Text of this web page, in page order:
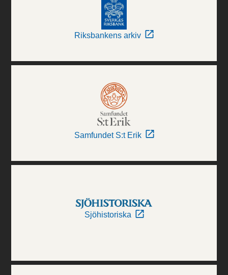
Riksbankens arkiv
Samfundet S:t Erik
Sjöhistoriska